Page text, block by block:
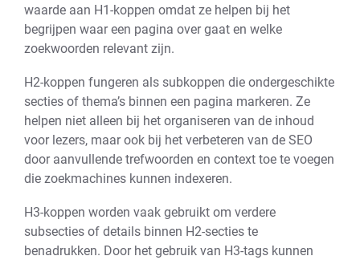
waarde aan H1-koppen omdat ze helpen bij het
begrijpen waar een pagina over gaat en welke
zoekwoorden relevant zijn.
H2-koppen fungeren als subkoppen die ondergeschikte
secties of thema’s binnen een pagina markeren. Ze
helpen niet alleen bij het organiseren van de inhoud
voor lezers, maar ook bij het verbeteren van de SEO
door aanvullende trefwoorden en context toe te voegen
die zoekmachines kunnen indexeren.
H3-koppen worden vaak gebruikt om verdere
subsecties of details binnen H2-secties te
benadrukken. Door het gebruik van H3-tags kunnen